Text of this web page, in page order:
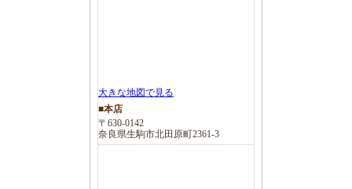
大きな地図で見る
■本店
〒630-0142
奈良県生駒市北田原町2361-3